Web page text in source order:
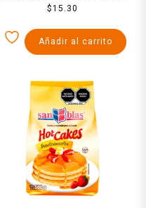
$15.30
Añadir al carrito